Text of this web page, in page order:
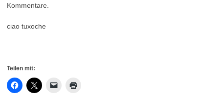
Kommentare.
ciao tuxoche
Teilen mit: